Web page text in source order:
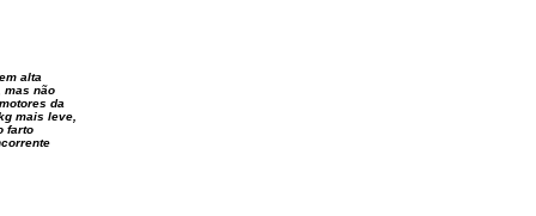
alta
mas não
da
mais leve,
farto